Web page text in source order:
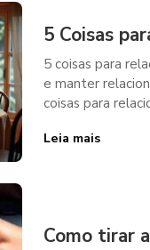
5 Coisas
5 coisas para
e manter
coisas para
Leia mais
Como tirar